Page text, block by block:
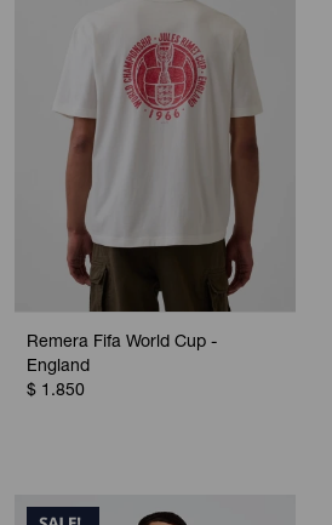
Remera Fifa World Cup -
England
$ 1.850